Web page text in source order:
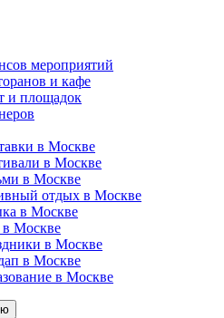
мероприятий
и кафе
и площадок
в Москве
в Москве
в Москве
отдых в Москве
в Москве
в Москве
в Москве
в Москве
в Москве